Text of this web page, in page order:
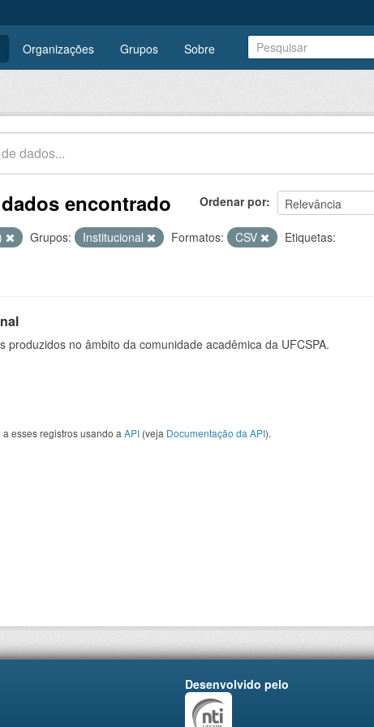
Organizações Grupos Sobre
Ordenar por
encontrado
Grupos: Institucional Formatos: CSV
Etiquetas:
produzidos no âmbito da comunidade acadêmica da UFCSPA.
esses registros usando a API (veja Documentação da API).
Desenvolvido pelo